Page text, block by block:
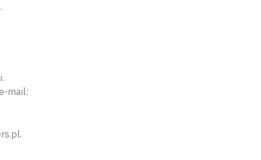
mail: